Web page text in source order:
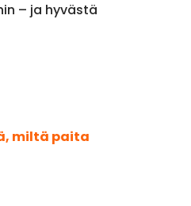
– ja hyvästä
miltä paita